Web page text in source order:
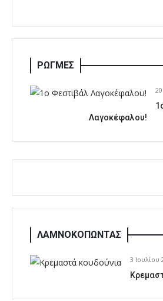
ΡΩΓΜΕΣ
Λαγοκέφαλου!
ΛΑΜΝΟΚΟΠΩΝΤΑΣ
3 Ιουλίου